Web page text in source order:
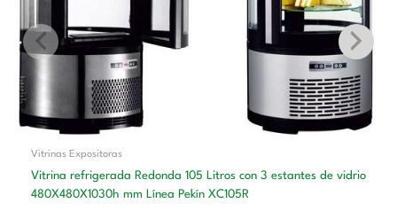
Vitrinas Expositoras
Vitrina refrigerada Redonda 105 Litros con 3 estantes de vidrio
480X480X1030h mm Línea Pekín XC105R